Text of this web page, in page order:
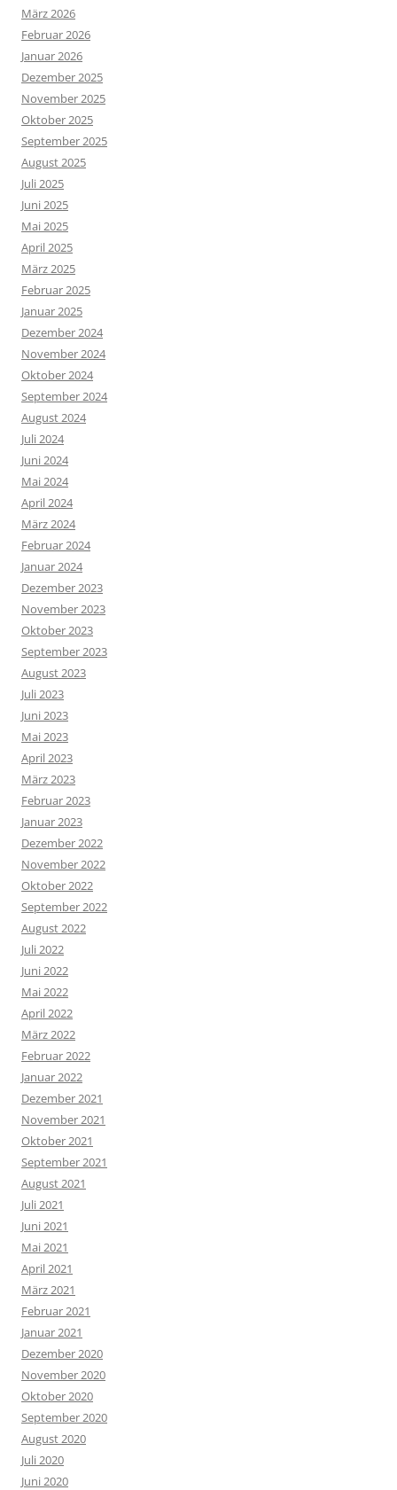
März 2026
Februar 2026
Januar 2026
Dezember 2025
November 2025
Oktober 2025
September 2025
August 2025
Juli 2025
Juni 2025
Mai 2025
April 2025
März 2025
Februar 2025
Januar 2025
Dezember 2024
November 2024
Oktober 2024
September 2024
August 2024
Juli 2024
Juni 2024
Mai 2024
April 2024
März 2024
Februar 2024
Januar 2024
Dezember 2023
November 2023
Oktober 2023
September 2023
August 2023
Juli 2023
Juni 2023
Mai 2023
April 2023
März 2023
Februar 2023
Januar 2023
Dezember 2022
November 2022
Oktober 2022
September 2022
August 2022
Juli 2022
Juni 2022
Mai 2022
April 2022
März 2022
Februar 2022
Januar 2022
Dezember 2021
November 2021
Oktober 2021
September 2021
August 2021
Juli 2021
Juni 2021
Mai 2021
April 2021
März 2021
Februar 2021
Januar 2021
Dezember 2020
November 2020
Oktober 2020
September 2020
August 2020
Juli 2020
Juni 2020